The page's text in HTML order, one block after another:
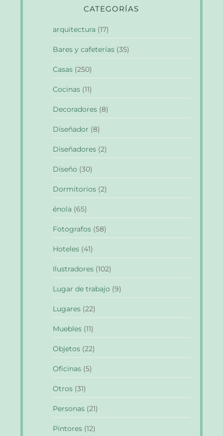
CATEGORÍAS
arquitectura (17)
Bares y cafeterías (35)
Casas (250)
Cocinas (11)
Decoradores (8)
Diseñador (8)
Diseñadores (2)
Diseño (30)
Dormitorios (2)
énola (65)
Fotografos (58)
Hoteles (41)
Ilustradores (102)
Lugar de trabajo (9)
Lugares (22)
Muebles (11)
Objetos (22)
Oficinas (5)
Otros (31)
Personas (21)
Pintores (12)